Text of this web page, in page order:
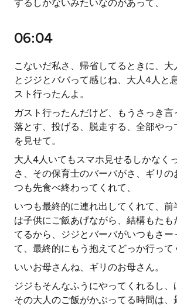
するしかないみたいなのがあって、
06:04
こないだ私さ、帰省してるときに、
とジジとババって感じね、大人4人と
スト行ったんよ。
ガスト行ったんだけど、もうさっき言
落とす、投げる、脱走する、全部やっ
を見せて。
大人4人いてもスマホ見せるしかなく
さ、その保育士のバーバがさ、ギリの
つも先食べ終わってくれて、
いつも最終的に連れ出してくれて、前
は子供にご飯あげながら、結構もた
てるから、ジジとバーバがいつもさー
て、最終的にもう抱えてどっか行って
いいお母さんね、ギリのお母さん。
ジジもそんなふうにやってくれるし、
その大人のご飯がかぶってる時間は、